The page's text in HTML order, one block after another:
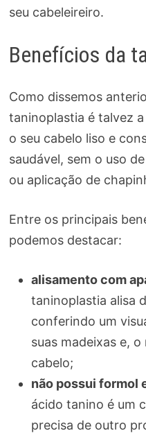
seu cabeleireiro.
Benefícios da
Como dissemos
taninoplastia é talvez
o seu cabelo liso e
saudável, sem o uso
ou aplicação de
Entre os principais
podemos destacar:
alisamento com
taninoplastia alisa
conferindo um
suas madeixas e,
cabelo;
não possui formol
ácido tanino é um
precisa de outro